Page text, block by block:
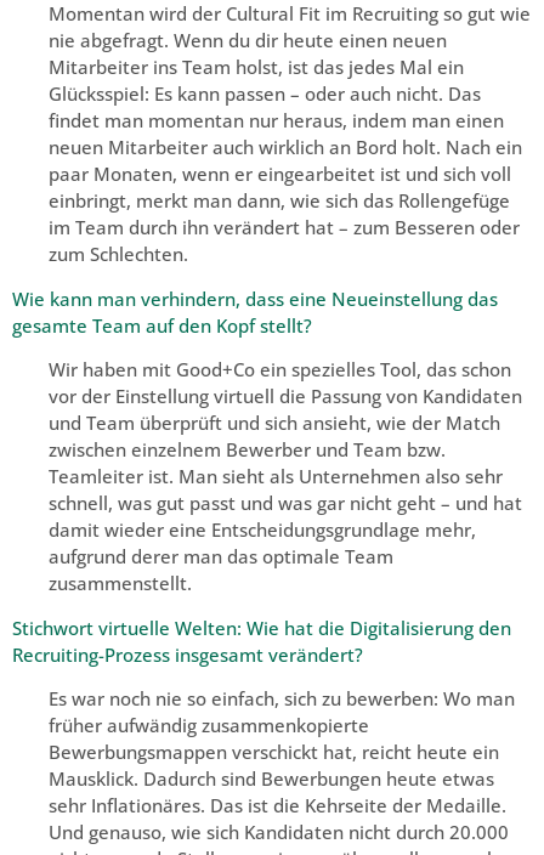
Momentan wird der Cultural Fit im Recruiting so gut wie
nie abgefragt. Wenn du dir heute einen neuen
Mitarbeiter ins Team holst, ist das jedes Mal ein
Glücksspiel: Es kann passen – oder auch nicht. Das
findet man momentan nur heraus, indem man einen
neuen Mitarbeiter auch wirklich an Bord holt. Nach ein
paar Monaten, wenn er eingearbeitet ist und sich voll
einbringt, merkt man dann, wie sich das Rollengefüge
im Team durch ihn verändert hat – zum Besseren oder
zum Schlechten.
Wie kann man verhindern, dass eine Neueinstellung das
gesamte Team auf den Kopf stellt?
Wir haben mit Good+Co ein spezielles Tool, das schon
vor der Einstellung virtuell die Passung von Kandidaten
und Team überprüft und sich ansieht, wie der Match
zwischen einzelnem Bewerber und Team bzw.
Teamleiter ist. Man sieht als Unternehmen also sehr
schnell, was gut passt und was gar nicht geht ­– und hat
damit wieder eine Entscheidungsgrundlage mehr,
aufgrund derer man das optimale Team
zusammenstellt.
Stichwort virtuelle Welten: Wie hat die Digitalisierung den
Recruiting-Prozess insgesamt verändert?
Es war noch nie so einfach, sich zu bewerben: Wo man
früher aufwändig zusammenkopierte
Bewerbungsmappen verschickt hat, reicht heute ein
Mausklick. Dadurch sind Bewerbungen heute etwas
sehr Inflationäres. Das ist die Kehrseite der Medaille.
Und genauso, wie sich Kandidaten nicht durch 20.000